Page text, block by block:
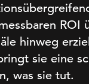
ROI
hinweg
sie eine
was sie tut.